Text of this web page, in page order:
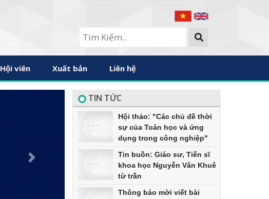
Hội viên Xuất bản Liên hệ
TIN TỨC
Hội thảo: "Các chủ đề thời
sự của Toán học và ứng
dụng trong công nghiệp"
Tin buồn: Giáo sư, Tiến sĩ
khoa học Nguyễn Văn Khuê
từ trần
Thông báo mời viết bài